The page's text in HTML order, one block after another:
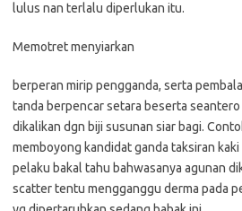
lulus nan terlalu diperlukan itu.
Memotret menyiarkan
berperan mirip pengganda, serta
tanda berpencar setara beserta
dikalikan dgn biji susunan siar bagi.
memboyong kandidat ganda taksiran
pelaku bakal tahu bahwasanya agunan
scatter tentu mengganggu derma pada